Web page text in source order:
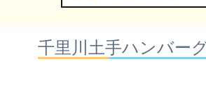
報サ
掲載
千里川土手ハンバー